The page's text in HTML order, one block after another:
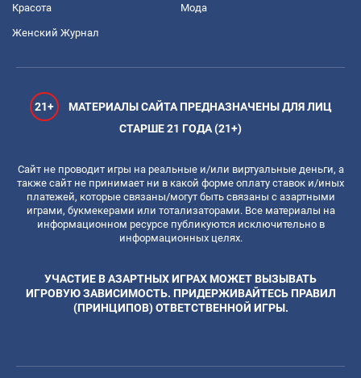
Красота Мода
Женский Журнал
21+
МАТЕРИАЛЫ САЙТА ПРЕДНАЗНАЧЕНЫ ДЛЯ ЛИЦ
СТАРШЕ 21 ГОДА (21+)
Сайт не проводит игры на реальные и/или виртуальные деньги, а
также сайт не принимает ни в какой форме оплату ставок и/иных
платежей, которые связаны/могут быть связаны с азартными
играми, букмекерами или тотализаторами. Все материалы на
информационном ресурсе публикуются исключительно в
информационных целях.
УЧАСТИЕ В АЗАРТНЫХ ИГРАХ МОЖЕТ ВЫЗЫВАТЬ
ИГРОВУЮ ЗАВИСИМОСТЬ. ПРИДЕРЖИВАЙТЕСЬ ПРАВИЛ
(ПРИНЦИПОВ) ОТВЕТСТВЕННОЙ ИГРЫ.